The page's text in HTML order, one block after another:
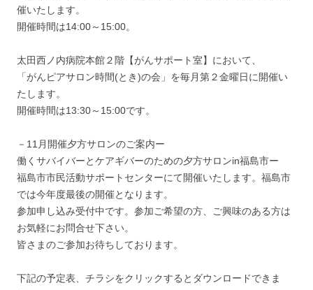
催いたします。
開催時間は14:00～15:00。
太田西ノ内病院本館２階【がんサポート室】において、
「がんピアサロン時間(とき)の会」を毎月第２金曜日に開催い
たします。
開催時間は13:30～15:00です。
－11月開催夕方サロンのご案内ー
働くサバイバーとケアギバーのための夕方サロンin福島市ー
福島市市民活動サポートセンターにて開催いたします。福島市
では今年度最後の開催となります。
参加申し込み受付中です。参加ご希望の方、ご興味のある方は
お気軽にお問合せ下さい。
皆さまのご参加お待ちしております。
下記の予定表、チラシをクリックするとダウンロードできま